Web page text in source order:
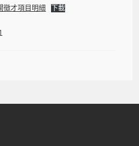
徵才項目明細 下載